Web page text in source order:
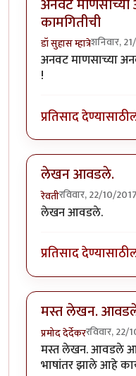
कामगितीची
डॉ सुहास म्हात्रेशनिवार,
अनवट माणसाच्या
!
प्रतिसाद देण्यासाठी
लेखन आवडले.
रेवतीरविवार, 22/10/
लेखन आवडले.
प्रतिसाद देण्यासाठी
मस्त लेखन.
प्रमोद देर्देकररविवार,
मस्त लेखन. आवडले
भाषांतर झाले आहे